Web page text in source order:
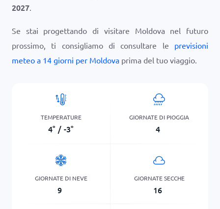
2027.
Se stai progettando di visitare Moldova nel futuro
prossimo, ti consigliamo di consultare le previsioni
meteo a 14 giorni per Moldova prima del tuo viaggio.
TEMPERATURE
4° / -3°
GIORNATE DI PIOGGIA
4
GIORNATE DI NEVE
9
GIORNATE SECCHE
16